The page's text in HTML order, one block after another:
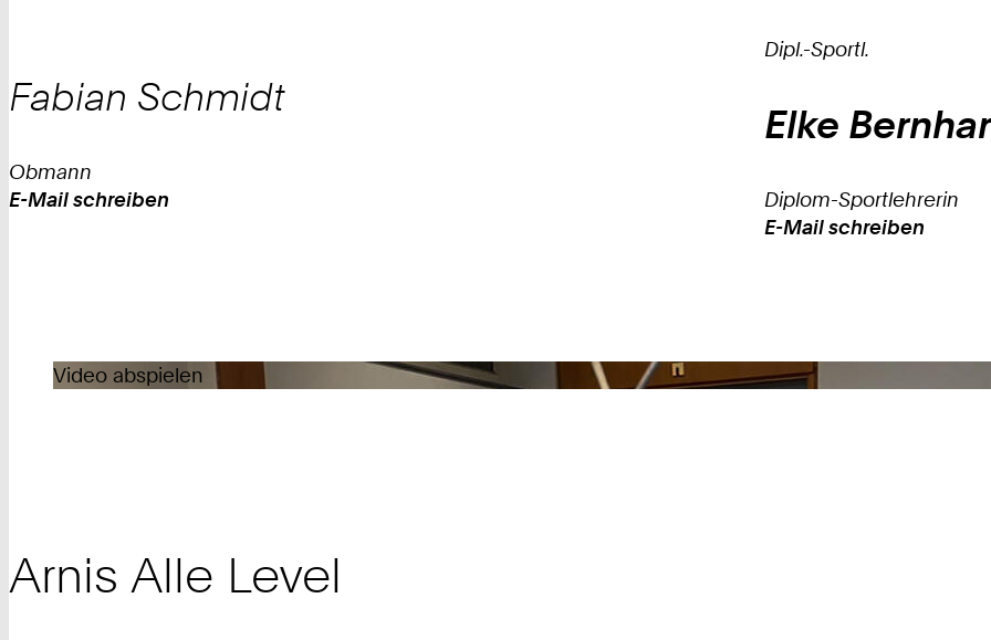
Fabian Schmidt
Obmann
Work
E-Mail schreiben
Dipl.-Sportl.
Elke
Diplom-Sportlehrerin
Work
E-Mail schreiben
Video abspielen
Arnis Alle Level